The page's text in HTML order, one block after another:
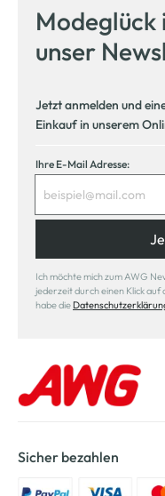
Modeglück
unser
Jetzt anmelden und
Einkauf in unserem
Ihre E-Mail Adresse:
Ich möchte mich zum AWG
jederzeit durch einen Klick
habe die
Sicher bezahlen